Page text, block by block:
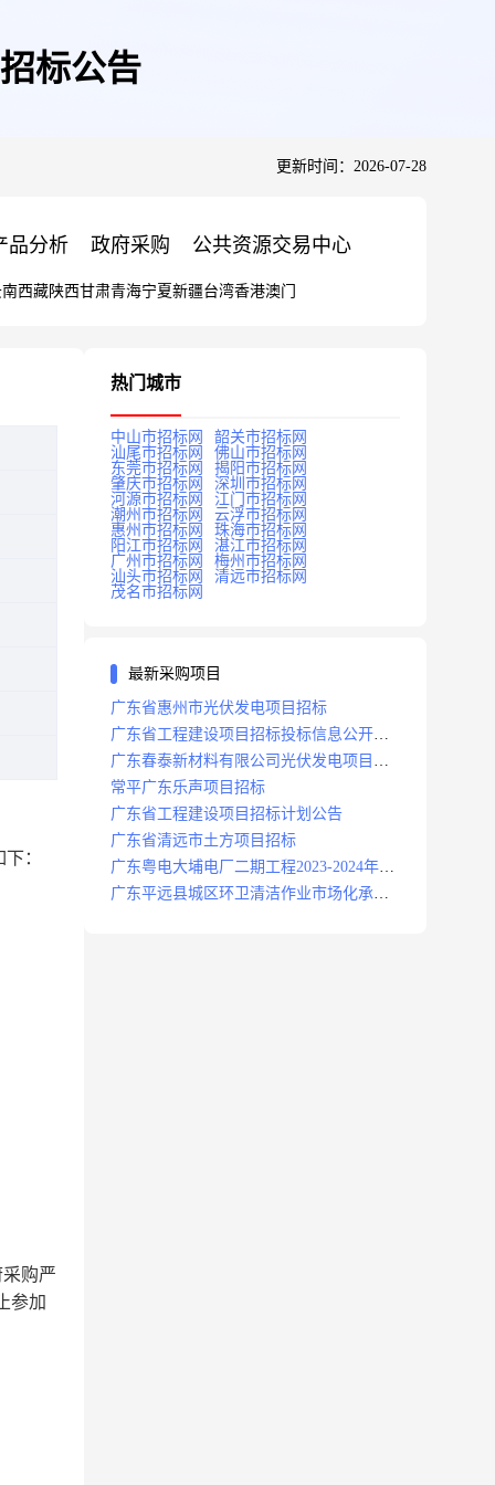
标公告
更新时间：2026-07-28
品分析 政府采购 公共资源交易中心
西藏陕西甘肃青海宁夏新疆台湾香港澳门
：
购严
参加
热门城市
中山市招标网
韶关市招标网
汕尾市招标网
佛山市招标网
东莞市招标网
揭阳市招标网
肇庆市招标网
深圳市招标网
河源市招标网
江门市招标网
潮州市招标网
云浮市招标网
惠州市招标网
珠海市招标网
阳江市招标网
湛江市招标网
广州市招标网
梅州市招标网
汕头市招标网
清远市招标网
茂名市招标网
最新采购项目
广东省惠州市光伏发电项目招标
广东省工程建设项目招标投标信息公开目
录
广东春泰新材料有限公司光伏发电项目招
标
常平广东乐声项目招标
广东省工程建设项目招标计划公告
广东省清远市土方项目招标
广东粤电大埔电厂二期工程2023-2024年度
安保服务项目招标公告
广东平远县城区环卫清洁作业市场化承包